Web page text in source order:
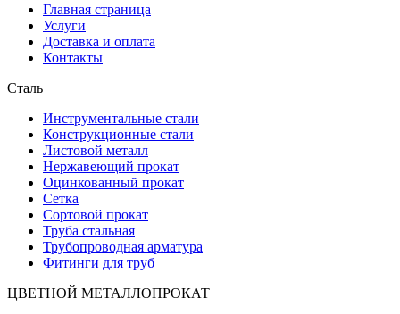
Главная страница
Услуги
Доставка и оплата
Контакты
Сталь
Инструментальные стали
Конструкционные стали
Листовой металл
Нержавеющий прокат
Оцинкованный прокат
Сетка
Сортовой прокат
Труба стальная
Трубопроводная арматура
Фитинги для труб
ЦВЕТНОЙ МЕТАЛЛОПРОКАТ